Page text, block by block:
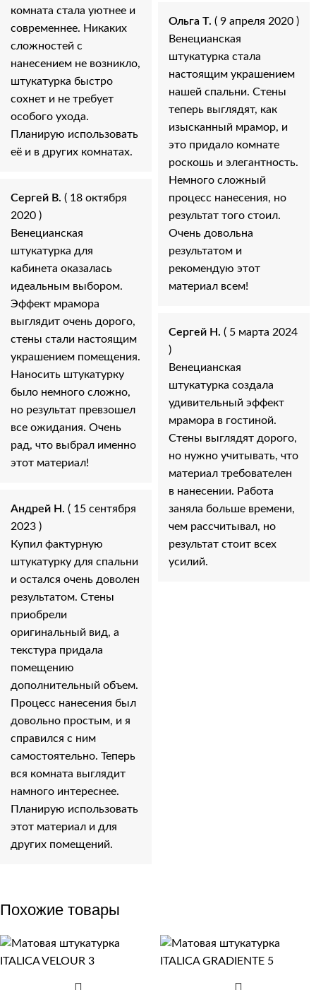
комната стала уютнее и
современнее. Никаких
сложностей с
нанесением не возникло,
штукатурка быстро
сохнет и не требует
особого ухода.
Планирую использовать
её и в других комнатах.
Сергей В. ( 18 октября
2020 )
Венецианская
штукатурка для
кабинета оказалась
идеальным выбором.
Эффект мрамора
выглядит очень дорого,
стены стали настоящим
украшением помещения.
Наносить штукатурку
было немного сложно,
но результат превзошел
все ожидания. Очень
рад, что выбрал именно
этот материал!
Андрей Н. ( 15 сентября
2023 )
Купил фактурную
штукатурку для спальни
и остался очень доволен
результатом. Стены
приобрели
оригинальный вид, а
текстура придала
помещению
дополнительный объем.
Процесс нанесения был
довольно простым, и я
справился с ним
самостоятельно. Теперь
вся комната выглядит
намного интереснее.
Планирую использовать
этот материал и для
других помещений.
Ольга Т. ( 9 апреля 2020 )
Венецианская
штукатурка стала
настоящим украшением
нашей спальни. Стены
теперь выглядят, как
изысканный мрамор, и
это придало комнате
роскошь и элегантность.
Немного сложный
процесс нанесения, но
результат того стоил.
Очень довольна
результатом и
рекомендую этот
материал всем!
Сергей Н. ( 5 марта 2024
)
Венецианская
штукатурка создала
удивительный эффект
мрамора в гостиной.
Стены выглядят дорого,
но нужно учитывать, что
материал требователен
в нанесении. Работа
заняла больше времени,
чем рассчитывал, но
результат стоит всех
усилий.
Похожие товары